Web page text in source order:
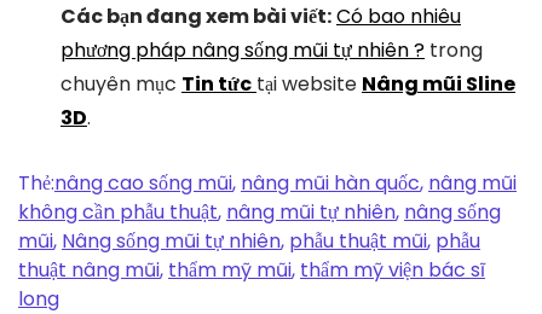
Các bạn đang xem bài viết:Có bao nhiêu
phương pháp nâng sống mũi tự nhiên ? trong
chuyên mục Tin tức tại website Nâng mũi Sline
3D.
Thẻ:nâng cao sống mũi, nâng mũi hàn quốc, nâng mũi
không cần phẫu thuật, nâng mũi tự nhiên, nâng sống
mũi, Nâng sống mũi tự nhiên, phẫu thuật mũi, phẫu
thuật nâng mũi, thẩm mỹ mũi, thẩm mỹ viện bác sĩ
long